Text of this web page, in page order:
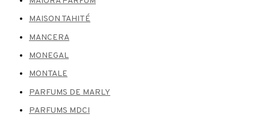
MAISON TAHITÉ
MANCERA
MONEGAL
MONTALE
PARFUMS DE MARLY
PARFUMS MDCI